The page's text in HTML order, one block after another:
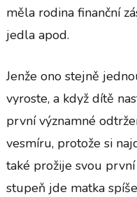
měla rodina finanční
jedla apod.
Jenže ono stejně
vyroste, a když dítě
první významné
vesmíru, protože si
také prožije svou
stupeň jde matka